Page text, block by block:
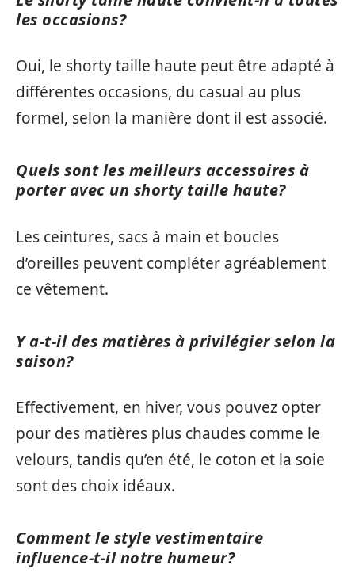
les occasions?
Oui, le shorty taille haute peut être adapté à
différentes occasions, du casual au plus
formel, selon la manière dont il est associé.
Quels sont les meilleurs accessoires à
porter avec un shorty taille haute?
Les ceintures, sacs à main et boucles
d’oreilles peuvent compléter agréablement
ce vêtement.
Y a-t-il des matières à privilégier selon la
saison?
Effectivement, en hiver, vous pouvez opter
pour des matières plus chaudes comme le
velours, tandis qu’en été, le coton et la soie
sont des choix idéaux.
Comment le style vestimentaire
influence-t-il notre humeur?